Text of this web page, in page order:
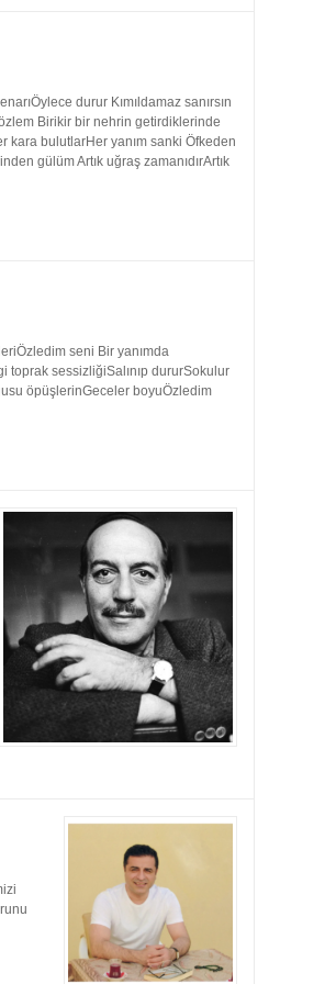
durur Kımıldamaz sanırsın
özlem Birikir bir nehrin getirdiklerinde
kara bulutlarHer yanım sanki Öfkeden
gülüm Artık uğraş zamanıdırArtık
seni Bir yanımda
toprak sessizliğiSalınıp dururSokulur
öpüşlerinGeceler boyuÖzledim